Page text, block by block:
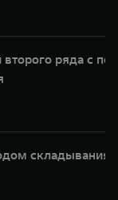
ряда с
складывания